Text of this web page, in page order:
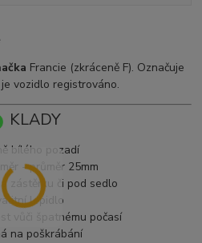
Francie (zkráceně F). Označuje
vozidlo registrováno.
KLADY
bílého pozadí
- průměr 25mm
zástěrku či pod sedlo
lepidlo
vůči špatnému počasí
na poškrábání